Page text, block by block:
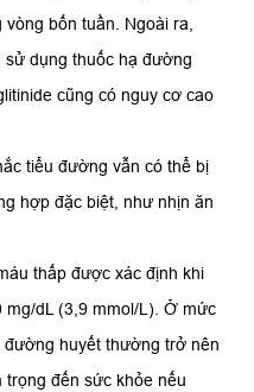
bốn tuần. Ngoài ra,
dụng thuốc hạ đường
cũng có nguy cơ cao
tiểu đường vẫn có thể bị
hợp đặc biệt, như nhịn ăn
thấp được xác định khi
dL (3,9 mmol/L). Ở mức
huyết thường trở nên
đến sức khỏe nếu